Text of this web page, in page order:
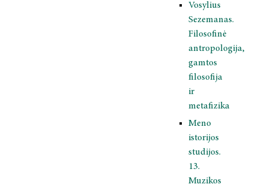
Vosylius
Sezemanas.
Filosofinė
antropologija,
gamtos
filosofija
ir
metafizika
Meno
istorijos
studijos.
13.
Muzikos